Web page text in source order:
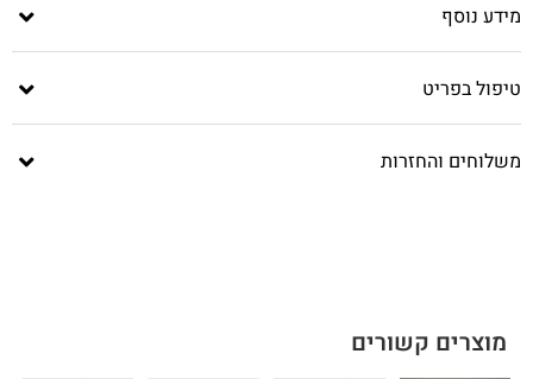
מידע נוסף
טיפול בפריט
משלוחים והחזרות
מוצרים קשורים